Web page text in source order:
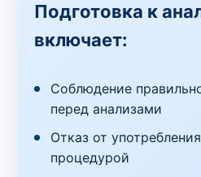
Подготовка к
включает:
Соблюдение
перед анализами
Отказ от
процедурой